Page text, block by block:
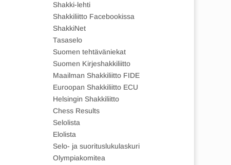
Shakki-lehti
Shakkiliitto Facebookissa
ShakkiNet
Tasaselo
Suomen tehtäväniekat
Suomen Kirjeshakkiliitto
Maailman Shakkiliitto FIDE
Euroopan Shakkiliitto ECU
Helsingin Shakkiliitto
Chess Results
Selolista
Elolista
Selo- ja suorituslukulaskuri
Olympiakomitea